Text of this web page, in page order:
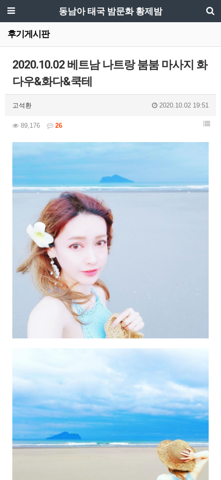
동남아 태국 밤문화 황제밤
후기게시판
2020.10.02 베트남 나트랑 붐붐 마사지 화
다우&화다&쿡테
고석환 2020.10.02 19:51
89,176 26